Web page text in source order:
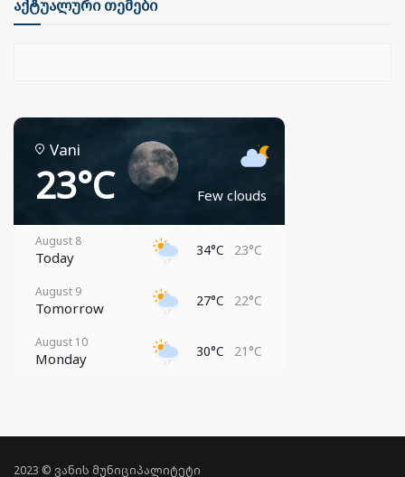
აქტუალური თემები
Vani
23°C Few clouds
August 8
Today 34°C 23°C
August 9
Tomorrow 27°C 22°C
August 10
Monday 30°C 21°C
2023 © ვანის მუნიციპალიტეტი